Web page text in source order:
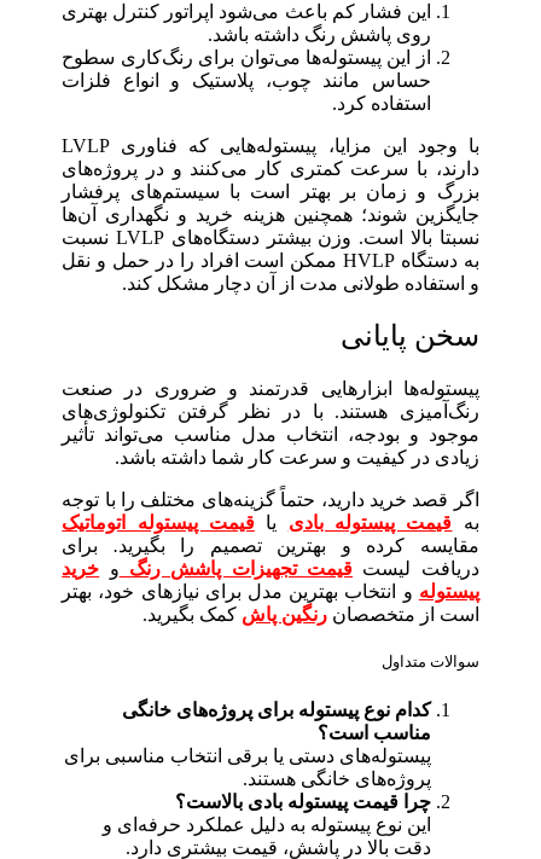
این فشار کم باعث می‌شود اپراتور کنترل بهتری
روی پاشش رنگ داشته باشد.
از این پیستوله‌ها می‌توان برای رنگ‌کاری سطوح
حساس مانند چوب، پلاستیک و انواع فلزات
استفاده کرد.
با وجود این مزایا، پیستوله‌هایی که فناوری LVLP
دارند، با سرعت کمتری کار می‌کنند و در پروژه‌های
بزرگ و زمان‌ بر بهتر است با سیستم‌های پرفشار
جایگزین شوند؛ همچنین هزینه خرید و نگهداری آن‌ها
نسبتا بالا است. وزن بیشتر دستگاه‌های LVLP نسبت
‌به دستگاه HVLP ممکن است افراد را در حمل ‌و نقل
و استفاده طولانی ‌مدت از آن دچار مشکل کند.
سخن پایانی
پیستوله‌ها ابزارهایی قدرتمند و ضروری در صنعت
رنگ‌آمیزی هستند. با در نظر گرفتن تکنولوژی‌های
موجود و بودجه، انتخاب مدل مناسب می‌تواند تأثیر
زیادی در کیفیت و سرعت کار شما داشته باشد.
اگر قصد خرید دارید، حتماً گزینه‌های مختلف را با توجه
به قیمت پیستوله بادی یاقیمت پیستوله اتوماتیک
مقایسه کرده و بهترین تصمیم را بگیرید. برای
دریافت لیست قیمت تجهیزات پاشش رنگ و خرید
پیستوله و انتخاب بهترین مدل برای نیازهای خود، بهتر
است از متخصصانرنگین پاش کمک بگیرید.
سوالات متداول
کدام نوع پیستوله برای پروژه‌های خانگی
مناسب است؟
پیستوله‌های دستی یا برقی انتخاب مناسبی برای
پروژه‌های خانگی هستند.
چرا قیمت پیستوله بادی بالاست؟
این نوع پیستوله به دلیل عملکرد حرفه‌ای و
دقت بالا در پاشش، قیمت بیشتری دارد.